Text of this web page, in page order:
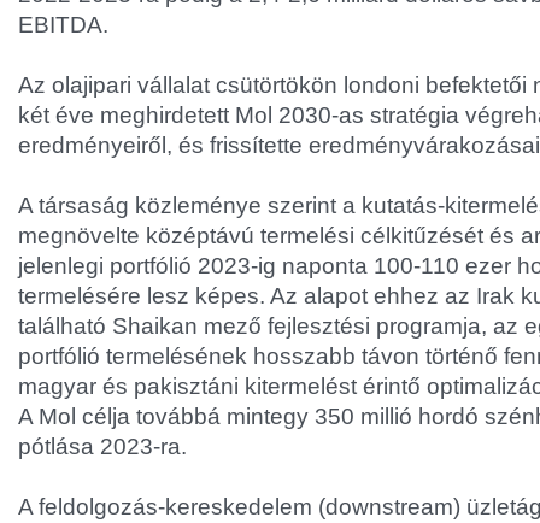
EBITDA.
Az olajipari vállalat csütörtökön londoni befektetői
két éve meghirdetett Mol 2030-as stratégia
eredményeiről, és frissítette
A társaság közleménye szerint a kutatás-
megnövelte középtávú termelési célkitűzését és
jelenlegi portfólió 2023-ig naponta 100-110 ezer
termelésére lesz képes. Az alapot ehhez az Irak
található Shaikan mező fejlesztési programja, az
portfólió termelésének hosszabb távon történő
magyar és pakisztáni kitermelést érintő
A Mol célja továbbá mintegy 350 millió hordó
pótlása 2023-ra.
A feldolgozás-kereskedelem (downstream)